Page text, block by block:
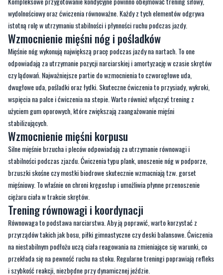
Mięśnie nóg wykonują największą pracę podczas jazdy na nartach. To one
odpowiadają za utrzymanie pozycji narciarskiej i amortyzację w czasie skrętów
czy lądowań. Najważniejsze partie do wzmocnienia to czworogłowe uda,
dwugłowe uda, pośladki oraz łydki. Skuteczne ćwiczenia to przysiady, wykroki,
wspięcia na palce i ćwiczenia na stepie. Warto również włączyć trening z
użyciem gum oporowych, które zwiększają zaangażowanie mięśni
stabilizujących.
Wzmocnienie mięśni korpusu
Silne mięśnie brzucha i pleców odpowiadają za utrzymanie równowagi i
stabilności podczas zjazdu. Ćwiczenia typu plank, unoszenie nóg w podporze,
brzuszki skośne czy mostki biodrowe skutecznie wzmacniają tzw. gorset
mięśniowy. To właśnie on chroni kręgosłup i umożliwia płynne przenoszenie
ciężaru ciała w trakcie skrętów.
Trening równowagi i koordynacji
Równowaga to podstawa narciarstwa. Aby ją poprawić, warto korzystać z
przyrządów takich jak bosu, piłki gimnastyczne czy deski balansowe. Ćwiczenia
na niestabilnym podłożu uczą ciała reagowania na zmieniające się warunki, co
przekłada się na pewność ruchu na stoku. Regularne treningi poprawiają refleks
i szybkość reakcji, niezbędne przy dynamicznej jeździe.
Trening wydolnościowy
Długie dni spędzone na stoku wymagają od narciarza dobrej kondycji sercowo-
naczyniowej. Bieganie, jazda na rowerze, pływanie czy nordic walking to